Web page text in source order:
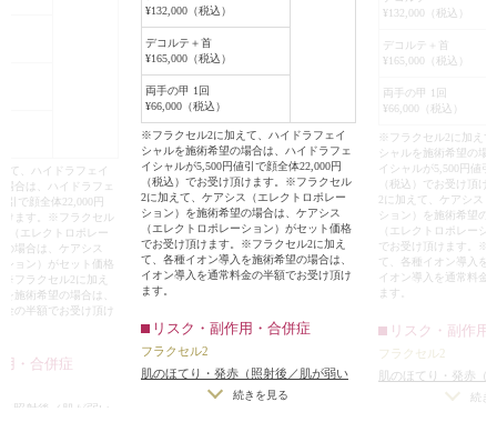
て、ハイドラフェイ
合は、ハイドラフェ
引で顔全体22,000円
けます。※フラクセル
（エレクトロポレー
場合は、ケアシス
ョン）がセット価格
フラクセル2に加え
施術希望の場合は、
の半額でお受け頂け
・合併症
照射後／肌が弱い
¥132,000（税込）
デコルテ＋首
¥165,000（税込）
両手の甲 1回
¥66,000（税込）
※フラクセル2に加えて、ハイドラフェイ
シャルを施術希望の場合は、ハイドラフェ
イシャルが5,500円値引で顔全体22,000円
（税込）でお受け頂けます。※フラクセル
2に加えて、ケアシス（エレクトロポレー
ション）を施術希望の場合は、ケアシス
（エレクトロポレーション）がセット価格
でお受け頂けます。※フラクセル2に加え
て、各種イオン導入を施術希望の場合は、
イオン導入を通常料金の半額でお受け頂け
ます。
リスク・副作用・合併症
フラクセル2
肌のほてり・発赤（照射後／肌が弱い
方・敏感肌の方）続きを見る
¥132,000（税込）
デコルテ＋首
¥165,000（税込）
両手の甲 1回
¥66,000（税込）
※フラクセル2に加え
シャルを施術希望の場
イシャルが5,500円値引
（税込）でお受け頂
2に加えて、ケアシス
ション）を施術希望の
（エレクトロポレーシ
でお受け頂けます。※
て、各種イオン導入を
イオン導入を通常料金
ます。
リスク・副作用
フラクセル2
肌のほてり・発赤（
方・敏感肌の方）続き